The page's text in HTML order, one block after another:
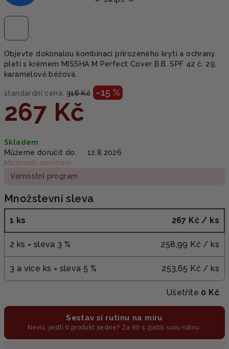
Objevte dokonalou kombinaci přirozeného krytí a ochrany
pleti s krémem MISSHA M Perfect Cover B.B. SPF 42 č. 29,
karamelově béžová.
standardní cena: 316 Kč –15 %
267 Kč
cena:
Skladem
Můžeme doručit do:
12.8.2026
Možnosti doručení
Věrnostní program
Množstevní sleva
1 ks 267 Kč / ks
2 ks = sleva 3 % 258,99 Kč / ks
3 a více ks = sleva 5 % 253,65 Kč / ks
Ušetříte 0 Kč
Sestav si rutinu na míru
Nevíš, jestli ti produkt sedne? Za 60 s zjistíš svou rutinu.